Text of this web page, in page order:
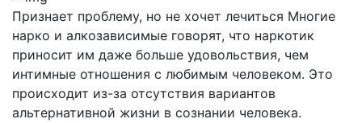
Признает проблему, но не хочет лечиться Многие
нарко и алкозависимые говорят, что наркотик
приносит им даже больше удовольствия, чем
интимные отношения с любимым человеком. Это
происходит из-за отсутствия вариантов
альтернативной жизни в сознании человека.